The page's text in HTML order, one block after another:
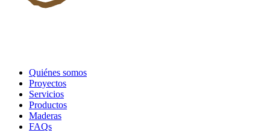
Quiénes somos
Proyectos
Servicios
Productos
Maderas
FAQs